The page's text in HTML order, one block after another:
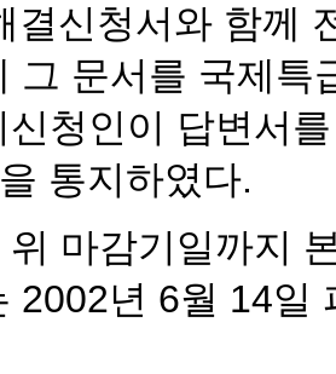
결신청서와 함께
그 문서를 국제특
신청인이 답변서
통지하였다.
마감기일까지
2002년 6월 14일